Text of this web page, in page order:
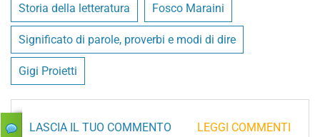
Storia della letteratura Fosco Maraini
Significato di parole, proverbi e modi di dire
Gigi Proietti
LASCIA IL TUO COMMENTO LEGGI COMMENTI